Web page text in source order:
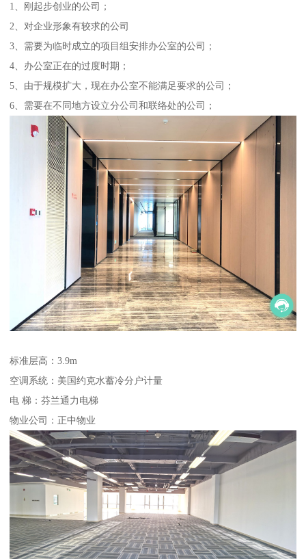
1、刚起步创业的公司；
2、对企业形象有较求的公司
3、需要为临时成立的项目组安排办公室的公司；
4、办公室正在的过度时期；
5、由于规模扩大，现在办公室不能满足要求的公司；
6、需要在不同地方设立分公司和联络处的公司；
标准层高：3.9m
空调系统：美国约克水蓄冷分户计量
电 梯：芬兰通力电梯
物业公司：正中物业